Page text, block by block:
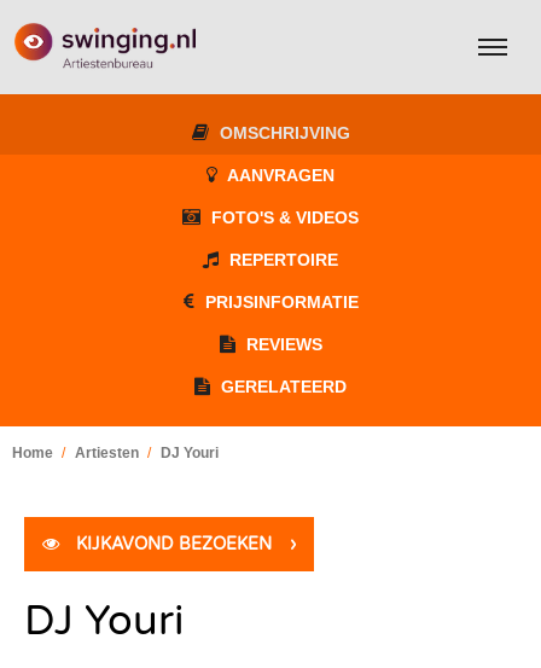
OMSCHRIJVING
AANVRAGEN
FOTO'S & VIDEOS
REPERTOIRE
PRIJSINFORMATIE
REVIEWS
GERELATEERD
Home Artiesten DJ Youri
KIJKAVOND BEZOEKEN ›
DJ Youri